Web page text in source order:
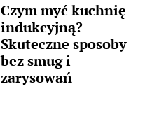
Czym myć kuchnię
indukcyjną?
Skuteczne sposoby
bez smug i
zarysowań